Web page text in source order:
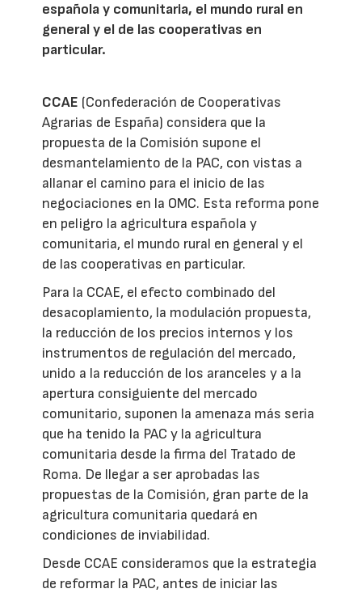
española y comunitaria, el mundo rural en
general y el de las cooperativas en
particular.
CCAE (Confederación de Cooperativas
Agrarias de España) considera que la
propuesta de la Comisión supone el
desmantelamiento de la PAC, con vistas a
allanar el camino para el inicio de las
negociaciones en la OMC. Esta reforma pone
en peligro la agricultura española y
comunitaria, el mundo rural en general y el
de las cooperativas en particular.
Para la CCAE, el efecto combinado del
desacoplamiento, la modulación propuesta,
la reducción de los precios internos y los
instrumentos de regulación del mercado,
unido a la reducción de los aranceles y a la
apertura consiguiente del mercado
comunitario, suponen la amenaza más seria
que ha tenido la PAC y la agricultura
comunitaria desde la firma del Tratado de
Roma. De llegar a ser aprobadas las
propuestas de la Comisión, gran parte de la
agricultura comunitaria quedará en
condiciones de inviabilidad.
Desde CCAE consideramos que la estrategia
de reformar la PAC, antes de iniciar las